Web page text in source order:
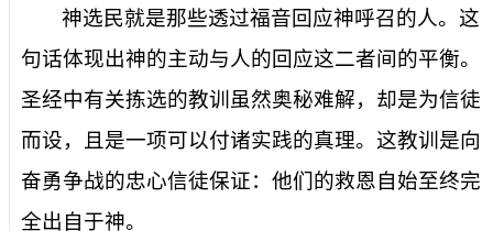
神选民就是那些透过福音回应神呼召的人。这
句话体现出神的主动与人的回应这二者间的平衡。
圣经中有关拣选的教训虽然奥秘难解，却是为信徒
而设，且是一项可以付诸实践的真理。这教训是向
奋勇争战的忠心信徒保证：他们的救恩自始至终完
全出自于神。